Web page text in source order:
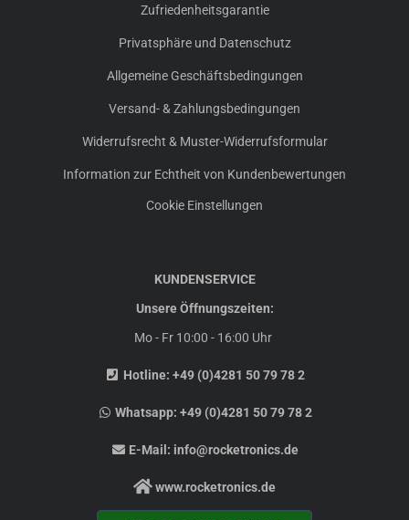
Zufriedenheitsgarantie
Privatsphäre und Datenschutz
Allgemeine Geschäftsbedingungen
Versand- & Zahlungsbedingungen
Widerrufsrecht & Muster-Widerrufsformular
Information zur Echtheit von Kundenbewertungen
Cookie Einstellungen
KUNDENSERVICE
Unsere Öffnungszeiten:
Mo - Fr 10:00 - 16:00 Uhr
Hotline: +49 (0)4281 50 79 78 2
Whatsapp:+49 (0)4281 50 79 78 2
E-Mail: info@rocketronics.de
www.rocketronics.de